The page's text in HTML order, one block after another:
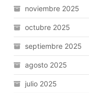
noviembre 2025
octubre 2025
septiembre 2025
agosto 2025
julio 2025